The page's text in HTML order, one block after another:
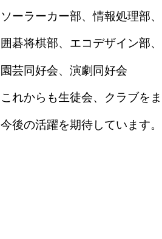
ソーラーカー部、情報処理部
囲碁将棋部、エコデザイン部
園芸同好会、演劇同好会
これからも生徒会、クラブを
今後の活躍を期待しています。